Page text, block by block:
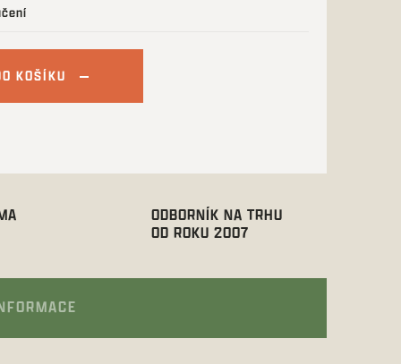
KOŠÍKU
ODBORNÍK NA TRHU
OD ROKU 2007